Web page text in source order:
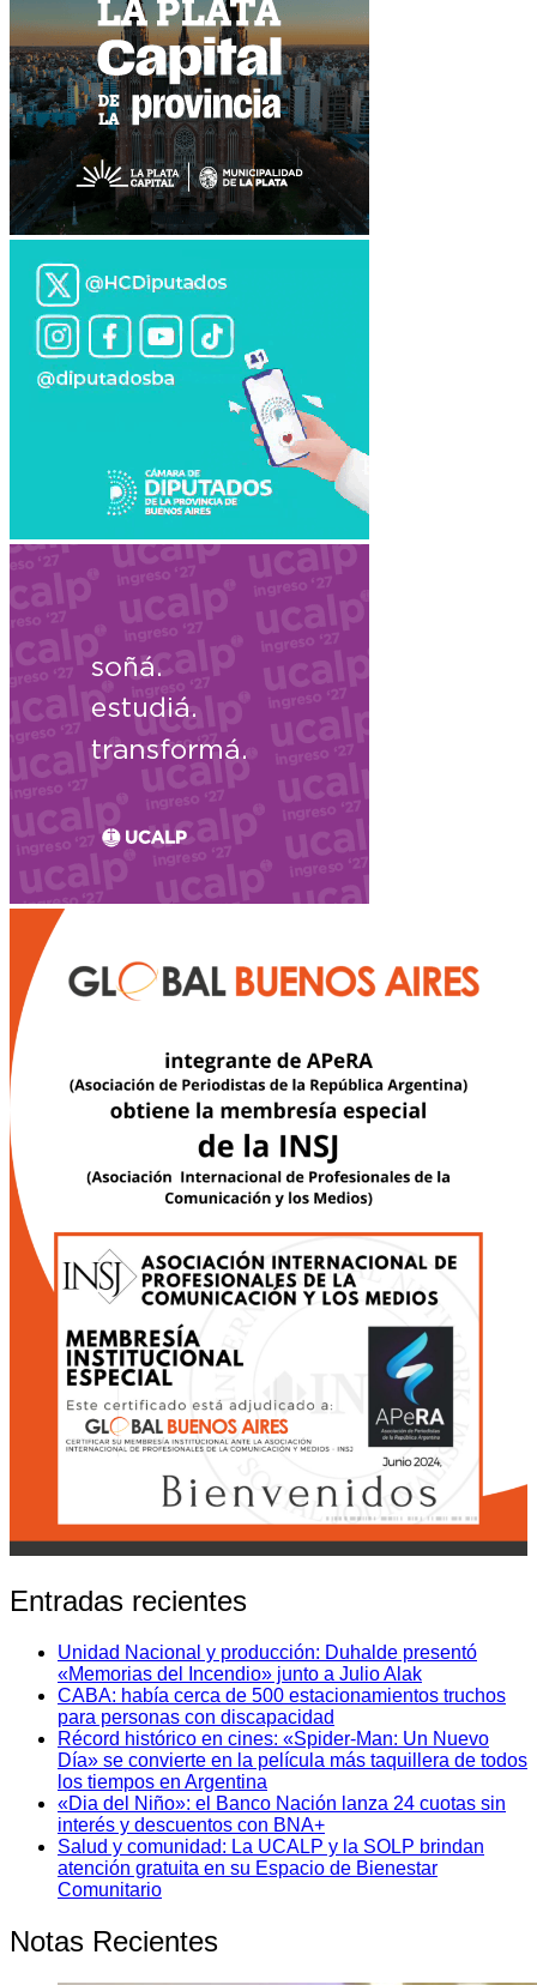
Entradas recientes
Unidad Nacional y producción: Duhalde presentó
«Memorias del Incendio» junto a Julio Alak
CABA: había cerca de 500 estacionamientos truchos
para personas con discapacidad
Récord histórico en cines: «Spider-Man: Un Nuevo
Día» se convierte en la película más taquillera de todos
los tiempos en Argentina
«Dia del Niño»: el Banco Nación lanza 24 cuotas sin
interés y descuentos con BNA+
Salud y comunidad: La UCALP y la SOLP brindan
atención gratuita en su Espacio de Bienestar
Comunitario
Notas Recientes